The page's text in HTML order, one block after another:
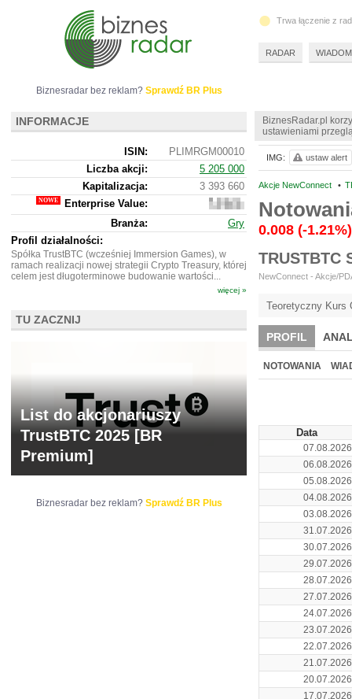
BiznesRadar.pl
ustawieniami
Akcje NewConnect •
0.008 (-1.21%)
TRUSTBTC
NewConnect - Akcje/
Teoretyczny Kurs
PROFIL
BR LAB
NOTOWANIA
Data
07.08.2026
06.08.2026
05.08.2026
04.08.2026
03.08.2026
31.07.2026
30.07.2026
29.07.2026
28.07.2026
27.07.2026
24.07.2026
23.07.2026
22.07.2026
21.07.2026
20.07.2026
17.07.2026
IMG: ustaw alert
Biznesradar bez reklam? Sprawdź BR Plus
INFORMACJE
ISIN:
PLIMRGM00010
Liczba akcji:
5 205 000
Kapitalizacja:
3 393 660
Enterprise Value:
3
262
660
Branża:
Gry
Profil działalności:
Spółka TrustBTC (wcześniej Immersion Games), w
ramach realizacji nowej strategii Crypto Treasury, której
celem jest długoterminowe budowanie wartości...
więcej »
TU ZACZNIJ
List do akcjonariuszy
TrustBTC 2025 [BR
Premium]
Biznesradar bez reklam? Sprawdź BR Plus
Trwa łączenie z
RADAR